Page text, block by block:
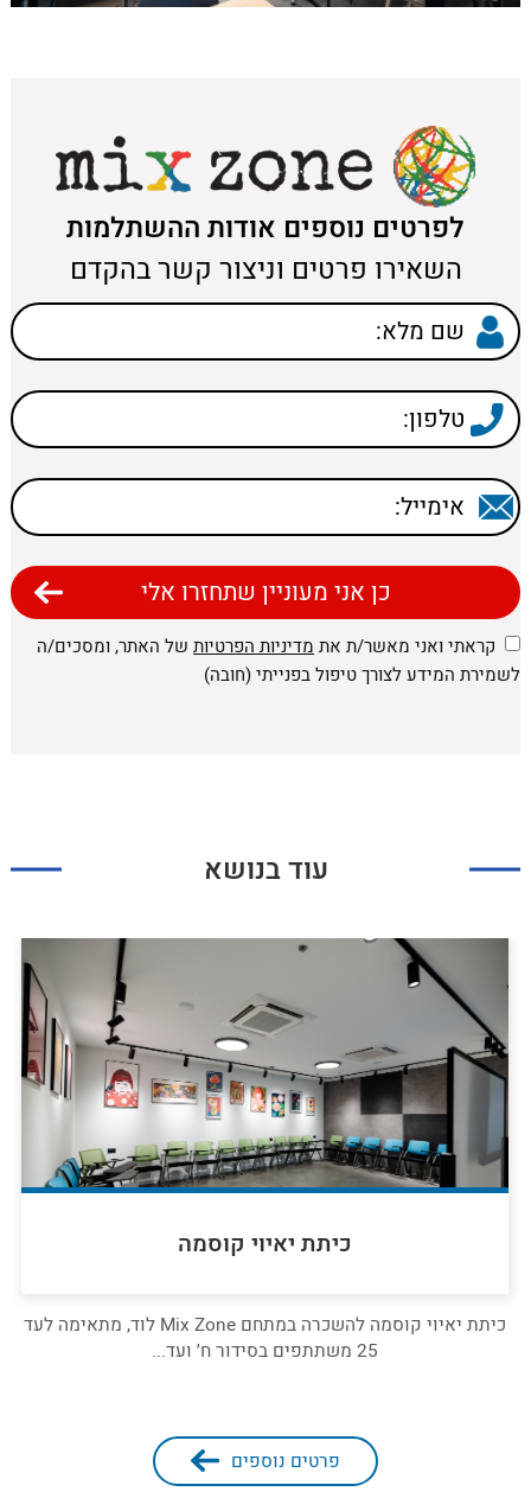
לפרטים נוספים אודות ההשתלמות
השאירו פרטים וניצור קשר בהקדם
קראתי ואני מאשר/ת את מדיניות הפרטיותשל האתר, ומסכים/ה
לשמירת המידע לצורך טיפול בפנייתי (חובה)
עוד בנושא
כיתת יאיוי קוסמה
כיתת יאיוי קוסמה להשכרה במתחם Mix Zone לוד, מתאימה לעד
25 משתתפים בסידור ח׳ ועד...
פרטים נוספים